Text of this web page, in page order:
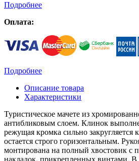
Подробнее
Оплата:
Подробнее
Описание товара
Характеристики
Туристическое мачете из
антибликовым слоем. Клинок
режущая кромка сильно закругляется
остается строго горизонтальным.
монтирована на полный хвостовик